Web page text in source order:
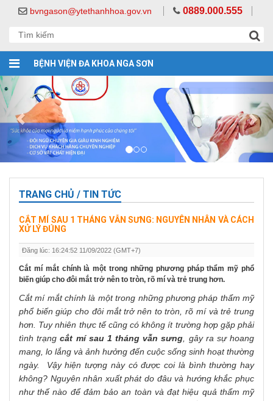
bvngason@ytethanhhoa.gov.vn 0889.000.555
BỆNH VIỆN ĐA KHOA NGA SƠN
TRANG CHỦ / TIN TỨC
CẮT MÍ SAU 1 THÁNG VẪN SƯNG: NGUYÊN NHÂN VÀ CÁCH
XỬ LÝ ĐÚNG
Đăng lúc: 16:24:52 11/09/2022 (GMT+7)
Cắt mí mắt chính là một trong những phương pháp thẩm mỹ phổ
biến giúp cho đôi mắt trở nên to tròn, rõ mí và trẻ trung hơn.
Cắt mí mắt chính là một trong những phương pháp thẩm mỹ
phổ biến giúp cho đôi mắt trở nên to tròn, rõ mí và trẻ trung
hơn. Tuy nhiên thực tế cũng có không ít trường hợp gặp phải
tình trạngcắt mí sau 1 tháng vẫn sưng , gây ra sự hoang
mang, lo lắng và ảnh hưởng đến cuộc sống sinh hoạt thường
ngày.
Vậy hiện tượng này có được coi là bình thường hay
không? Nguyên nhân xuất phát do đâu và hướng khắc phục
như thế nào để đảm bảo an toàn và đạt hiệu quả thẩm mỹ